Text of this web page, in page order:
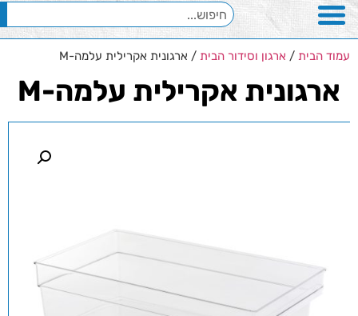
עמוד הבית / ארגון וסידור הבית / ארגונית אקרילית עלמה-M
ארגונית אקרילית עלמה-M